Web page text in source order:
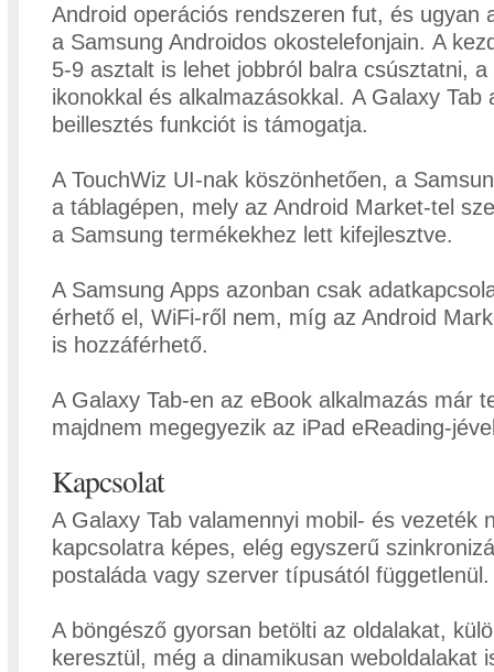
Android operációs rendszeren fut, és ugyan
a Samsung Androidos okostelefonjain. A
5-9 asztalt is lehet jobbról balra csúsztatni,
ikonokkal és alkalmazásokkal. A Galaxy Tab
beillesztés funkciót is támogatja.
A TouchWiz UI-nak köszönhetően, a
a táblagépen, mely az Android Market-tel
a Samsung termékekhez lett kifejlesztve.
A Samsung Apps azonban csak
érhető el, WiFi-ről nem, míg az Android
is hozzáférhető.
A Galaxy Tab-en az eBook alkalmazás már
majdnem megegyezik az iPad eReading-
Kapcsolat
A Galaxy Tab valamennyi mobil- és vezeték
kapcsolatra képes, elég egyszerű
postaláda vagy szerver típusától
A böngésző gyorsan betölti az oldalakat,
keresztül, még a dinamikusan weboldalakat